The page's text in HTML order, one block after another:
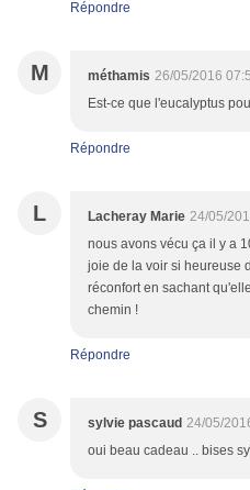
Répondre
M méthamis 26/05/2016
Est-ce que l'eucalyptus
Répondre
L Lacheray Marie 24/05/
nous avons vécu ça il y a
joie de la voir si heureuse
réconfort en sachant
chemin !
Répondre
S sylvie pascaud 24/05/
oui beau cadeau .. bises